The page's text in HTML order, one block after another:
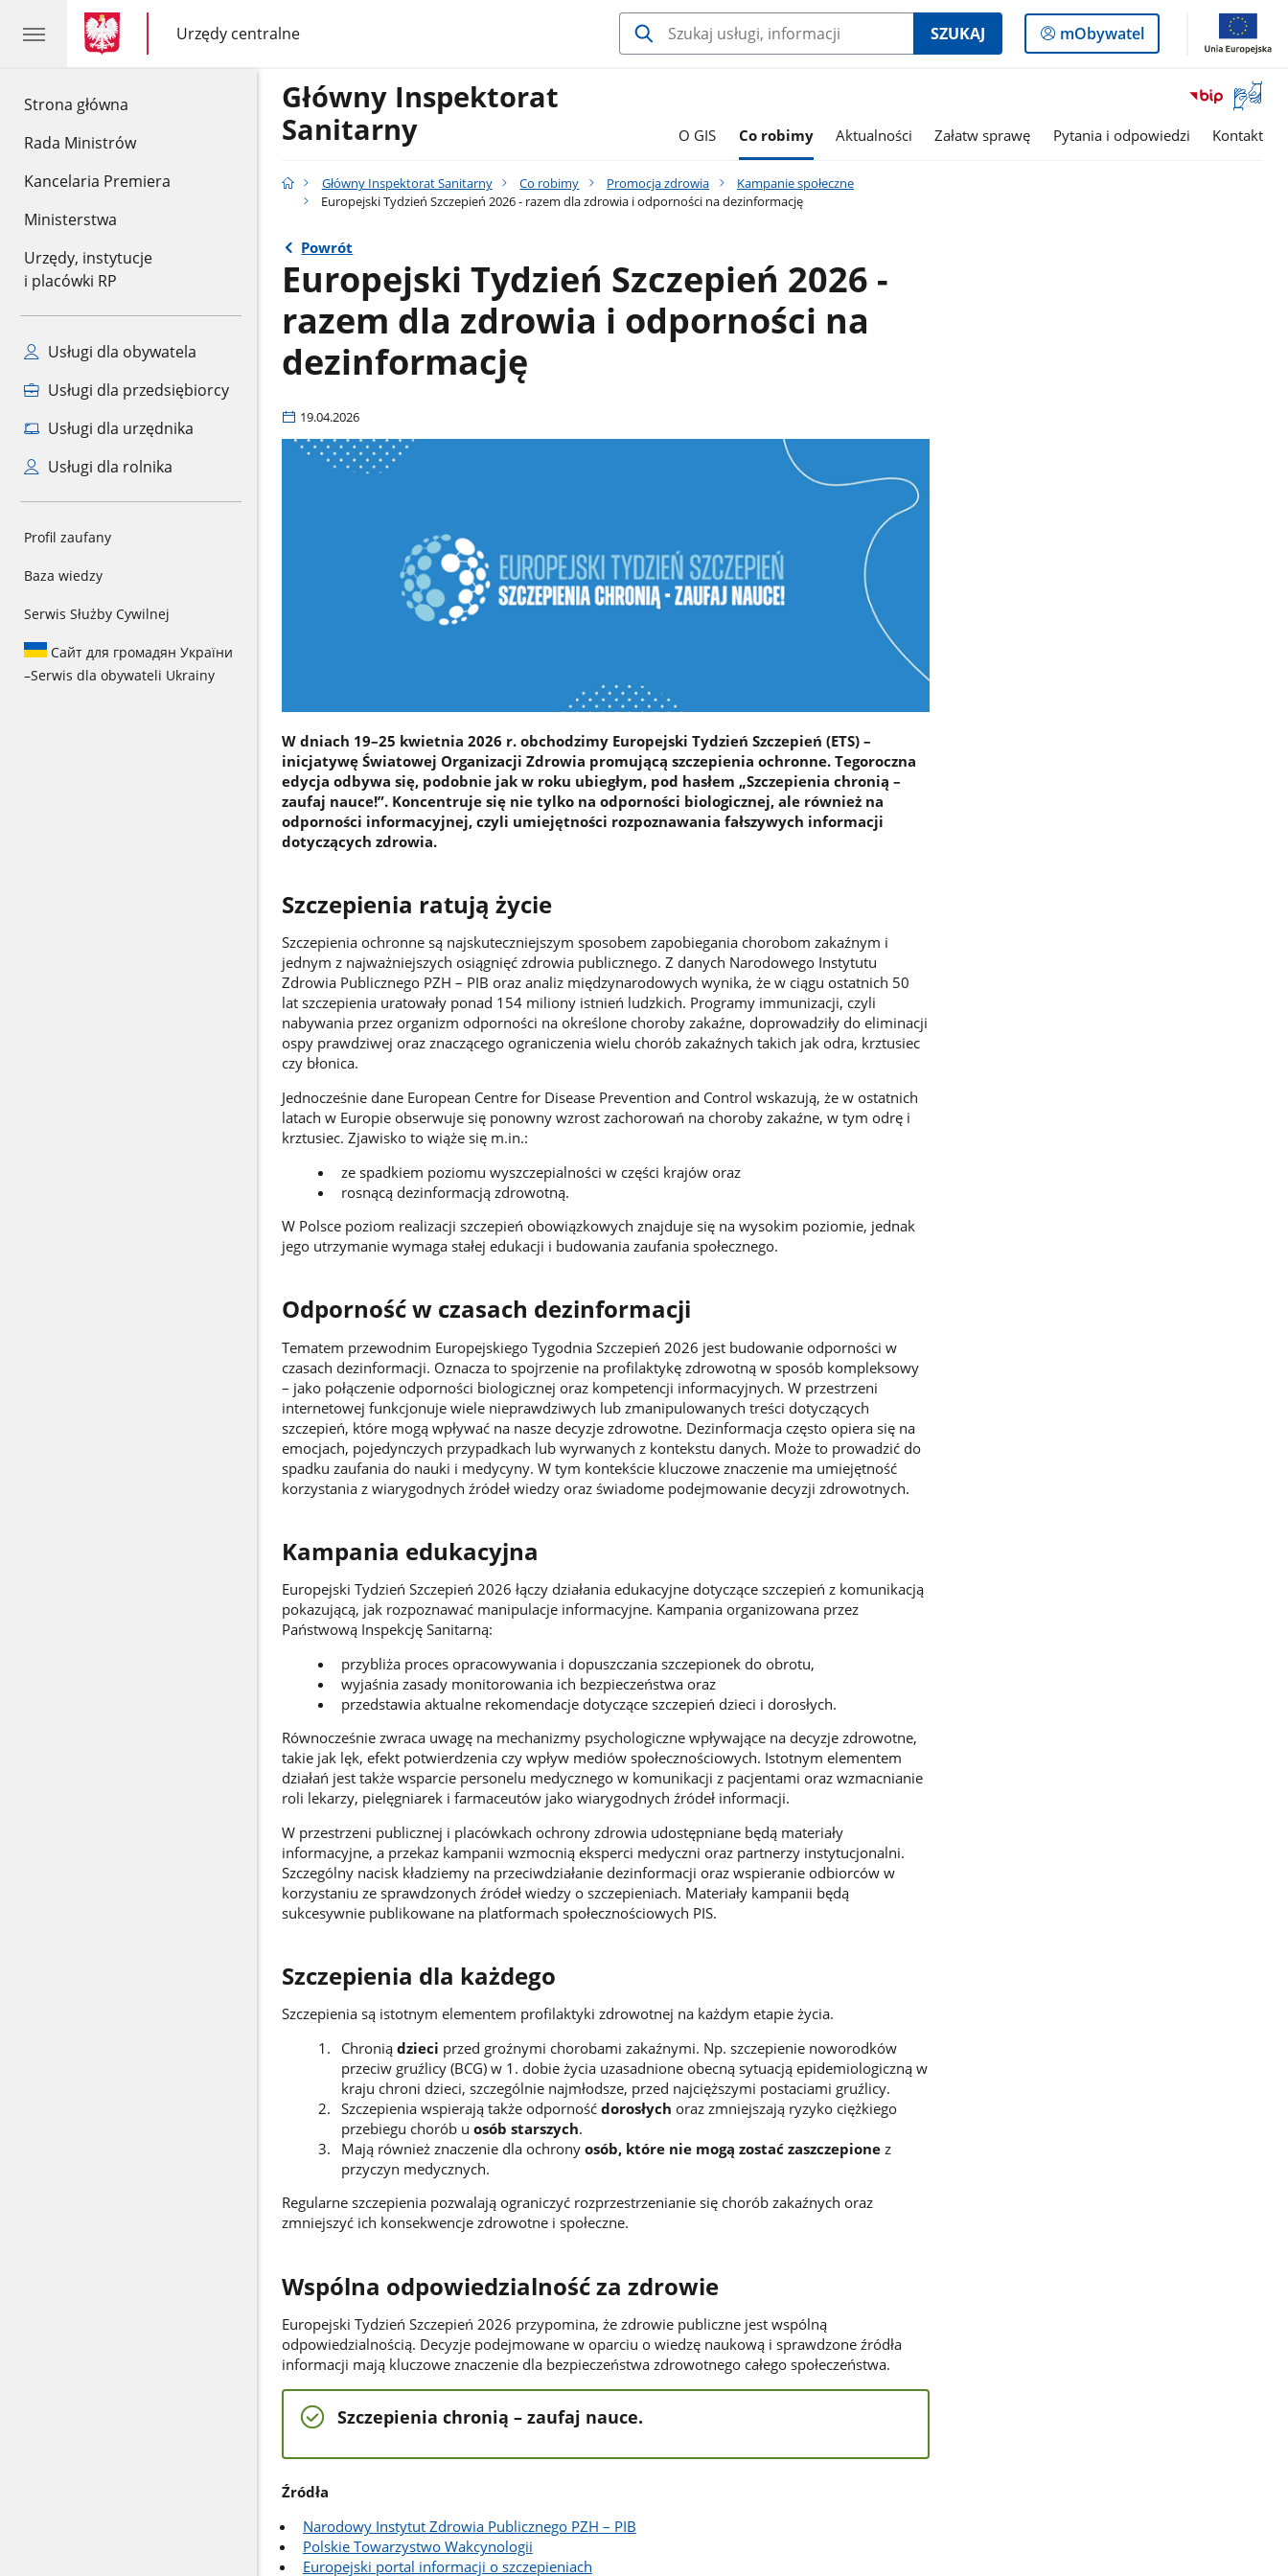
Strona główna
Rada Ministrów
Kancelaria Premiera
Ministerstwa
Urzędy, instytucje
i placówki RP
Usługi dla obywatela
Usługi dla przedsiębiorcy
Usługi dla urzędnika
Usługi dla rolnika
Profil zaufany
Baza wiedzy
Serwis Służby Cywilnej
Сайт для громадян України
–Serwis dla obywateli Ukrainy
gov.pl
gov.pl
Urzędy centralne
gov.pl
Urzędy
centralne
SZUKAJ
Logowanie
do
mObywatel
Otwórz
okno
z
Główny Inspektorat
Sanitarny
O GIS Co robimy Aktualności Załatw sprawę Pytania i odpowiedzi Kontakt
Główny Inspektorat Sanitarny Co robimy Promocja zdrowia
Kampanie społeczne
Europejski Tydzień Szczepień 2026 - razem dla zdrowia i odporności na dezinformację
Powrót
Europejski Tydzień Szczepień 2026 -
razem dla zdrowia i odporności na
dezinformację
19.04.2026
W dniach 19–25 kwietnia 2026 r. obchodzimy Europejski Tydzień Szczepień (ETS) –
inicjatywę Światowej Organizacji Zdrowia promującą szczepienia ochronne. Tegoroczna
edycja odbywa się, podobnie jak w roku ubiegłym, pod hasłem „Szczepienia chronią –
zaufaj nauce!”. Koncentruje się nie tylko na odporności biologicznej, ale również na
odporności informacyjnej, czyli umiejętności rozpoznawania fałszywych informacji
dotyczących zdrowia.
Szczepienia ratują życie
Szczepienia ochronne są najskuteczniejszym sposobem zapobiegania chorobom zakaźnym i
jednym z najważniejszych osiągnięć zdrowia publicznego. Z danych Narodowego Instytutu
Zdrowia Publicznego PZH – PIB oraz analiz międzynarodowych wynika, że w ciągu ostatnich 50
lat szczepienia uratowały ponad 154 miliony istnień ludzkich. Programy immunizacji, czyli
nabywania przez organizm odporności na określone choroby zakaźne, doprowadziły do eliminacji
ospy prawdziwej oraz znaczącego ograniczenia wielu chorób zakaźnych takich jak odra, krztusiec
czy błonica.
Jednocześnie dane European Centre for Disease Prevention and Control wskazują, że w ostatnich
latach w Europie obserwuje się ponowny wzrost zachorowań na choroby zakaźne, w tym odrę i
krztusiec. Zjawisko to wiąże się m.in.:
ze spadkiem poziomu wyszczepialności w części krajów oraz
rosnącą dezinformacją zdrowotną.
W Polsce poziom realizacji szczepień obowiązkowych znajduje się na wysokim poziomie, jednak
jego utrzymanie wymaga stałej edukacji i budowania zaufania społecznego.
Odporność w czasach dezinformacji
Tematem przewodnim Europejskiego Tygodnia Szczepień 2026 jest budowanie odporności w
czasach dezinformacji. Oznacza to spojrzenie na profilaktykę zdrowotną w sposób kompleksowy
– jako połączenie odporności biologicznej oraz kompetencji informacyjnych. W przestrzeni
internetowej funkcjonuje wiele nieprawdziwych lub zmanipulowanych treści dotyczących
szczepień, które mogą wpływać na nasze decyzje zdrowotne. Dezinformacja często opiera się na
emocjach, pojedynczych przypadkach lub wyrwanych z kontekstu danych. Może to prowadzić do
spadku zaufania do nauki i medycyny. W tym kontekście kluczowe znaczenie ma umiejętność
korzystania z wiarygodnych źródeł wiedzy oraz świadome podejmowanie decyzji zdrowotnych.
Kampania edukacyjna
Europejski Tydzień Szczepień 2026 łączy działania edukacyjne dotyczące szczepień z komunikacją
pokazującą, jak rozpoznawać manipulacje informacyjne. Kampania organizowana przez
Państwową Inspekcję Sanitarną:
przybliża proces opracowywania i dopuszczania szczepionek do obrotu,
wyjaśnia zasady monitorowania ich bezpieczeństwa oraz
przedstawia aktualne rekomendacje dotyczące szczepień dzieci i dorosłych.
Równocześnie zwraca uwagę na mechanizmy psychologiczne wpływające na decyzje zdrowotne,
takie jak lęk, efekt potwierdzenia czy wpływ mediów społecznościowych. Istotnym elementem
działań jest także wsparcie personelu medycznego w komunikacji z pacjentami oraz wzmacnianie
roli lekarzy, pielęgniarek i farmaceutów jako wiarygodnych źródeł informacji.
W przestrzeni publicznej i placówkach ochrony zdrowia udostępniane będą materiały
informacyjne, a przekaz kampanii wzmocnią eksperci medyczni oraz partnerzy instytucjonalni.
Szczególny nacisk kładziemy na przeciwdziałanie dezinformacji oraz wspieranie odbiorców w
korzystaniu ze sprawdzonych źródeł wiedzy o szczepieniach. Materiały kampanii będą
sukcesywnie publikowane na platformach społecznościowych PIS.
Szczepienia dla każdego
Szczepienia są istotnym elementem profilaktyki zdrowotnej na każdym etapie życia.
Chronią dzieci przed groźnymi chorobami zakaźnymi. Np. szczepienie noworodków
przeciw gruźlicy (BCG) w 1. dobie życia uzasadnione obecną sytuacją epidemiologiczną w
kraju chroni dzieci, szczególnie najmłodsze, przed najcięższymi postaciami gruźlicy.
Szczepienia wspierają także odporność dorosłych oraz zmniejszają ryzyko ciężkiego
przebiegu chorób u osób starszych.
Mają również znaczenie dla ochrony osób, które nie mogą zostać zaszczepione z
przyczyn medycznych.
Regularne szczepienia pozwalają ograniczyć rozprzestrzenianie się chorób zakaźnych oraz
zmniejszyć ich konsekwencje zdrowotne i społeczne.
Wspólna odpowiedzialność za zdrowie
Europejski Tydzień Szczepień 2026 przypomina, że zdrowie publiczne jest wspólną
odpowiedzialnością. Decyzje podejmowane w oparciu o wiedzę naukową i sprawdzone źródła
informacji mają kluczowe znaczenie dla bezpieczeństwa zdrowotnego całego społeczeństwa.
Szczepienia chronią – zaufaj nauce.
Źródła
Narodowy Instytut Zdrowia Publicznego PZH – PIB
Polskie Towarzystwo Wakcynologii
Europejski portal informacji o szczepieniach